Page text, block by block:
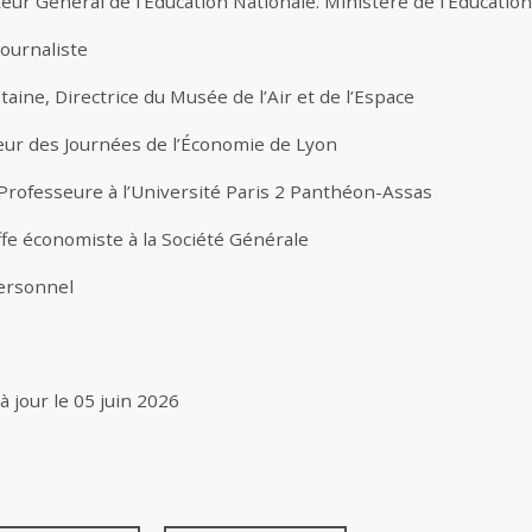
Directrice du Musée de l’Air et de l’Espace
des Journées de l’Économie de Lyon
à l’Université Paris 2 Panthéon-Assas
économiste à la Société Générale
jour le 05 juin 2026